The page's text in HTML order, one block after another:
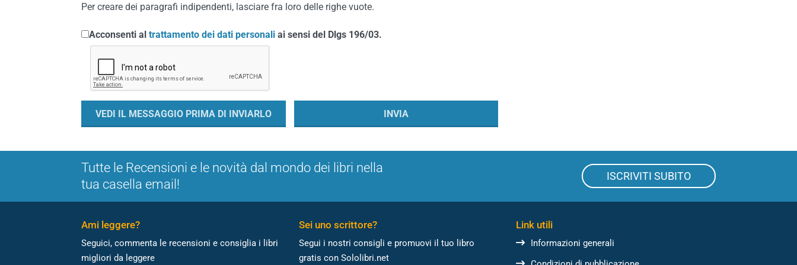
Per creare dei paragrafi indipendenti, lasciare fra loro delle righe vuote.
Acconsenti al trattamento dei dati personali ai sensi del Dlgs 196/03.
Tutte le Recensioni e le novità dal mondo dei libri nella
tua casella email!
ISCRIVITI SUBITO
Ami leggere?
Seguici, commenta le recensioni e consiglia i libri
migliori da leggere
Sei uno scrittore?
Segui i nostri consigli e promuovi il tuo libro
gratis con Sololibri.net
Link utili
Informazioni generali